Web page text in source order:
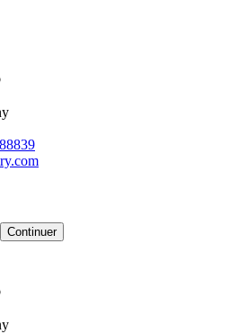
Continuer